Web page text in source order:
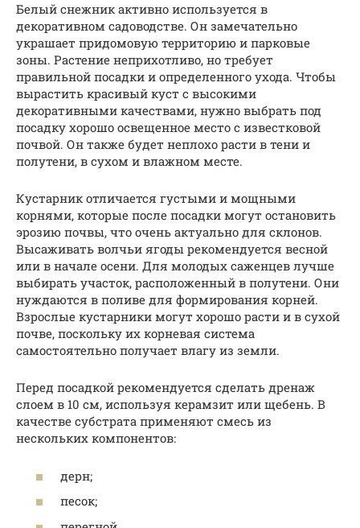
Белый снежник активно используется в
декоративном садоводстве. Он замечательно
украшает придомовую территорию и парковые
зоны. Растение неприхотливо, но требует
правильной посадки и определенного ухода. Чтобы
вырастить красивый куст с высокими
декоративными качествами, нужно выбрать под
посадку хорошо освещенное место с известковой
почвой. Он также будет неплохо расти в тени и
полутени, в сухом и влажном месте.
Кустарник отличается густыми и мощными
корнями, которые после посадки могут остановить
эрозию почвы, что очень актуально для склонов.
Высаживать волчьи ягоды рекомендуется весной
или в начале осени. Для молодых саженцев лучше
выбирать участок, расположенный в полутени. Они
нуждаются в поливе для формирования корней.
Взрослые кустарники могут хорошо расти и в сухой
почве, поскольку их корневая система
самостоятельно получает влагу из земли.
Перед посадкой рекомендуется сделать дренаж
слоем в 10 см, используя керамзит или щебень. В
качестве субстрата применяют смесь из
нескольких компонентов:
дерн;
песок;